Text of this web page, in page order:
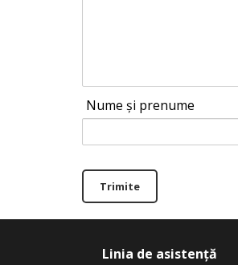
Nume și prenume
Trimite
Linia de asistență